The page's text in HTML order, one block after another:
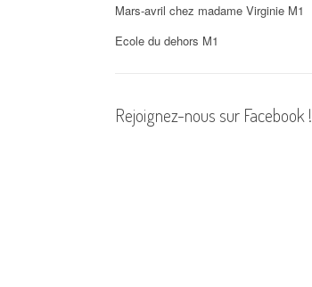
Mars-avril chez madame Virginie M1
Ecole du dehors M1
Rejoignez-nous sur Facebook !